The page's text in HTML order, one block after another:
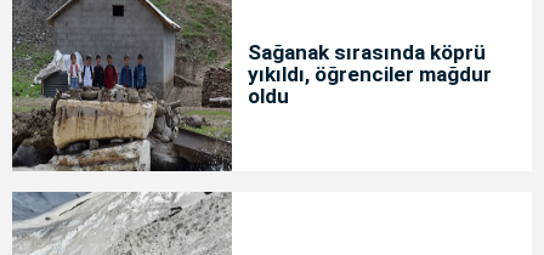
Sağanak sırasında köprü
yıkıldı, öğrenciler mağdur
oldu